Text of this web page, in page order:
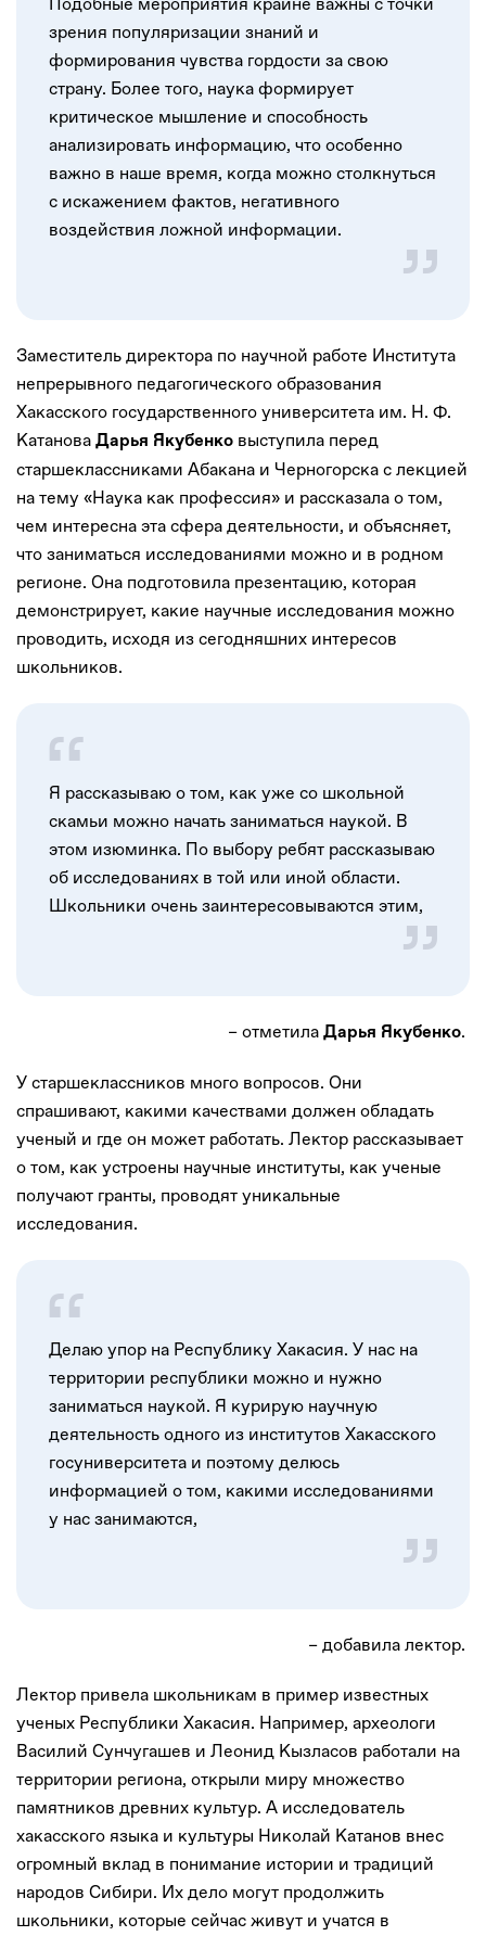
зрения популяризации знаний и
формирования чувства гордости за свою
страну. Более того, наука формирует
критическое мышление и способность
анализировать информацию, что особенно
важно в наше время, когда можно столкнуться
с искажением фактов, негативного
воздействия ложной информации.
Заместитель директора по научной работе Института
непрерывного педагогического образования
Хакасского государственного университета им. Н. Ф.
Катанова Дарья Якубенко выступила перед
старшеклассниками Абакана и Черногорска с лекцией
на тему «Наука как профессия» и рассказала о том,
чем интересна эта сфера деятельности, и объясняет,
что заниматься исследованиями можно и в родном
регионе. Она подготовила презентацию, которая
демонстрирует, какие научные исследования можно
проводить, исходя из сегодняшних интересов
школьников.
Я рассказываю о том, как уже со школьной
скамьи можно начать заниматься наукой. В
этом изюминка. По выбору ребят рассказываю
об исследованиях в той или иной области.
Школьники очень заинтересовываются этим,
– отметила Дарья Якубенко.
У старшеклассников много вопросов. Они
спрашивают, какими качествами должен обладать
ученый и где он может работать. Лектор рассказывает
о том, как устроены научные институты, как ученые
получают гранты, проводят уникальные
исследования.
Делаю упор на Республику Хакасия. У нас на
территории республики можно и нужно
заниматься наукой. Я курирую научную
деятельность одного из институтов Хакасского
госуниверситета и поэтому делюсь
информацией о том, какими исследованиями
у нас занимаются,
– добавила лектор.
Лектор привела школьникам в пример известных
ученых Республики Хакасия. Например, археологи
Василий Сунчугашев и Леонид Кызласов работали на
территории региона, открыли миру множество
памятников древних культур. А исследователь
хакасского языка и культуры Николай Катанов внес
огромный вклад в понимание истории и традиций
народов Сибири. Их дело могут продолжить
школьники, которые сейчас живут и учатся в